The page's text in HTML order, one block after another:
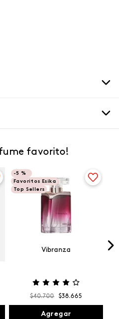
favorito!
-5 %
Favoritos Esika
Top Sellers
Vibranza
$40.700 $38.665
Agregar